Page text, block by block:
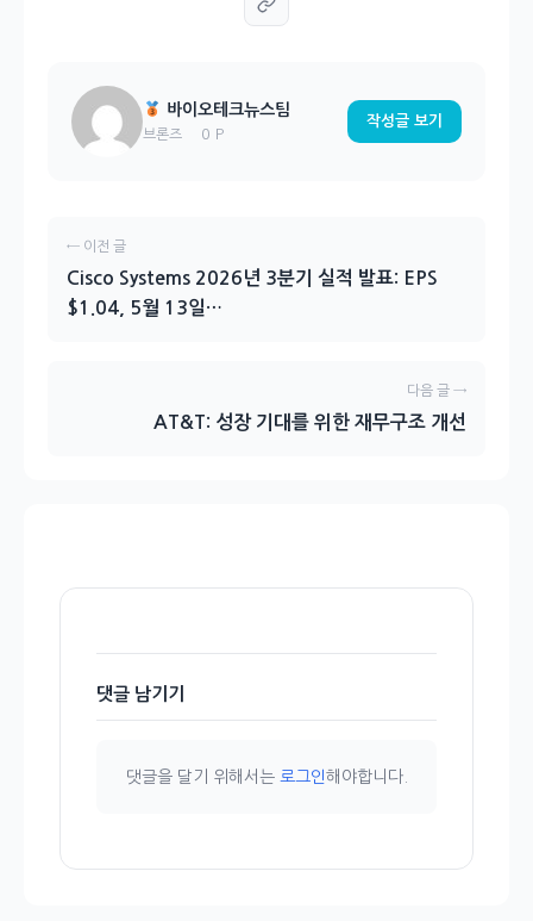
바이오테크뉴스팀
브론즈 0 P
작성글 보기
← 이전 글
Cisco Systems 2026년 3분기 실적 발표: EPS
$1.04, 5월 13일…
다음 글 →
AT&T: 성장 기대를 위한 재무구조 개선
댓글 남기기
댓글을 달기 위해서는 로그인해야합니다.